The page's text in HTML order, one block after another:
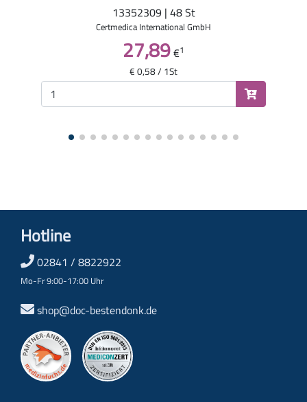
13352309 | 48 St
Certmedica International GmbH
27,89€1
€ 0,58 / 1St
Hotline
02841 / 8822922
Mo-Fr 9:00-17:00 Uhr
shop@doc-bestendonk.de